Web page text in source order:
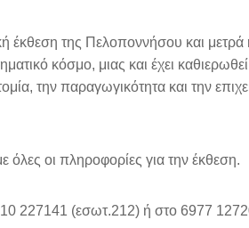
έκθεση της Πελοποννήσου και
κόσμο, μιας και έχει
την παραγωγικότητα και την
όλες οι πληροφορίες για την έκθεση.
227141 (εσωτ.212) ή στο 6977